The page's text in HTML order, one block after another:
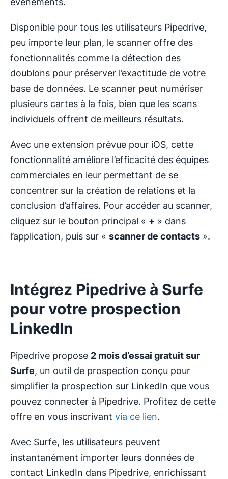
Disponible pour tous les utilisateurs Pipedrive,
peu importe leur plan, le scanner offre des
fonctionnalités comme la détection des
doublons pour préserver l’exactitude de votre
base de données. Le scanner peut numériser
plusieurs cartes à la fois, bien que les scans
individuels offrent de meilleurs résultats.
Avec une extension prévue pour iOS, cette
fonctionnalité améliore l’efficacité des équipes
commerciales en leur permettant de se
concentrer sur la création de relations et la
conclusion d’affaires. Pour accéder au scanner,
cliquez sur le bouton principal « + » dans
l’application, puis sur « scanner de contacts ».
Intégrez Pipedrive à Surfe
pour votre prospection
LinkedIn
Pipedrive propose 2 mois d’essai gratuit sur
Surfe, un outil de prospection conçu pour
simplifier la prospection sur LinkedIn que vous
pouvez connecter à Pipedrive. Profitez de cette
offre en vous inscrivant via ce lien.
Avec Surfe, les utilisateurs peuvent
instantanément importer leurs données de
contact LinkedIn dans Pipedrive, enrichissant